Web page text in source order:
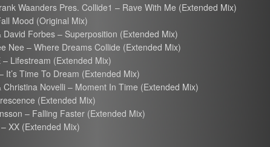
Waanders Pres. Collide1 – Rave With Me (Extended Mix)
Mood (Original Mix)
David Forbes – Superposition (Extended Mix)
Nee – Where Dreams Collide (Extended Mix)
– Lifestream (Extended Mix)
It’s Time To Dream (Extended Mix)
Christina Novelli – Moment In Time (Extended Mix)
(Extended Mix)
– Falling Faster (Extended Mix)
XX (Extended Mix)